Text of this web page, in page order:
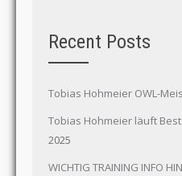
Recent Posts
Tobias Hohmeier OWL-
Tobias Hohmeier läuft
2025
WICHTIG TRAINING INFO